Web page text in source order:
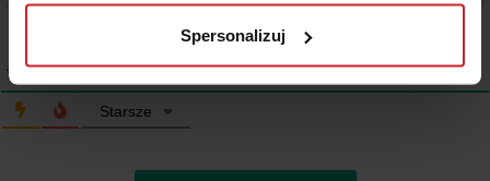
Spersonalizuj
11 KOMENTARZE
Starsze